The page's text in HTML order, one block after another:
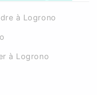
à Logrono
à Logrono